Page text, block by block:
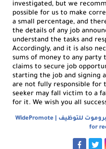
investigated, but we
possible for us to make
a small percentage, and
the details of any job
understand the tasks and
Accordingly, and it is also
sums of money to any party
claims to secure job
starting the job and signing
are not fully responsible for
seeker may fall victim to a
for it. We wish you all
منصة وايد بروموت للتوظيف | WidePromote
for